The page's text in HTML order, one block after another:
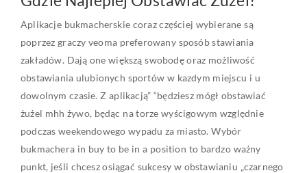
Aplikacje bukmacherskie coraz częściej wybierane są
poprzez graczy veoma preferowany sposób stawiania
zakładów. Dają one większą swobodę oraz możliwość
obstawiania ulubionych sportów w kazdym miejscu i u
dowolnym czasie. Z aplikacją” “będziesz mógł obstawiać
żużel mhh żywo, będąc na torze wyścigowym względnie
podczas weekendowego wypadu za miasto. Wybór
bukmachera in buy to be in a position to bardzo ważny
punkt, jeśli chcesz osiągać sukcesy w obstawianiu „czarnego